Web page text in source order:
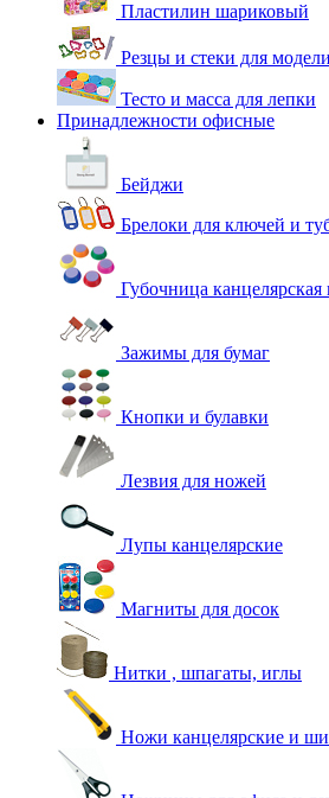
Пластилин шариковый
Резцы и стеки для
Тесто и масса для лепки
Принадлежности офисные
Бейджи
Брелоки для ключей и
Губочница канцелярская
Зажимы для бумаг
Кнопки и булавки
Лезвия для ножей
Лупы канцелярские
Магниты для досок
Нитки , шпагаты, иглы
Ножи канцелярские и